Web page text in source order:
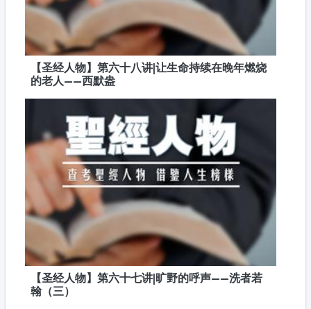
【圣经人物】第六十八讲|让生命持续在晚年燃烧
的老人——西默盎
【圣经人物】第六十七讲|旷野的呼声——洗者若
翰（三）